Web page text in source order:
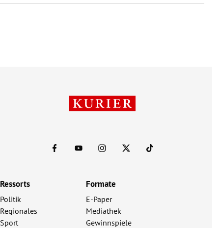
Ressorts
Politik
Regionales
Sport
Formate
E-Paper
Mediathek
Gewinnspiele